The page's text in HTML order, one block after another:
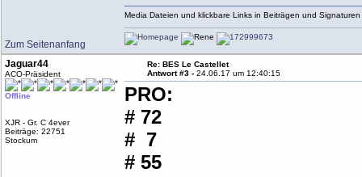
Zum Seitenanfang
Media Dateien und klickbare Links in Beiträgen und
Jaguar44
ACO-Präsident
Offline
XJR - Gr. C 4ever
Beiträge: 22751
Stockum
Re: BES Le Castellet
Antwort #3 -24.06.17 um 12:40:15
PRO:
# 72
# 7
# 55